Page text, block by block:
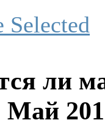
ли
Май